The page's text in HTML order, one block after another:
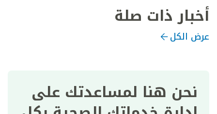
أخبار ذات صلة
عرض الكل
نحن هنا لمساعدتك على